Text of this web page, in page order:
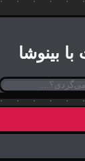
با بینوشا